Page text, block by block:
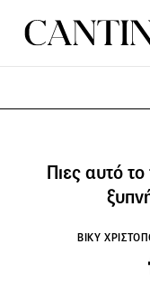
Πιες αυτό το
ΒΙΚΥ